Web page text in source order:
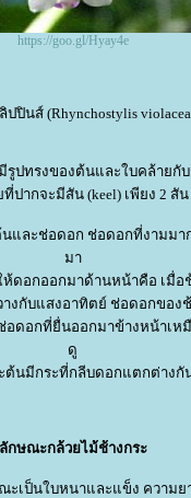
https://goo.gl/Hyay4e
ปปินส์ (Rhynchostylis
ปทรงของต้นและใบคล้ายกั
ปากจะมีสัน (keel) เพียง 2 สั
และช่อดอก ช่อดอกที่งามม
มา
ดอกออกมาด้านหน้าคือ เมื่
งกับแสงอาทิตย์ ช่อดอกของ
อดอกที่ยื่นออกมาข้างหน้าเ
ดู
ต้นมีกระที่กลีบดอกแตกต่าง
ลักษณะกล้วยไม้ช้างกระ
เป็นใบหนาและแข็ง ความย